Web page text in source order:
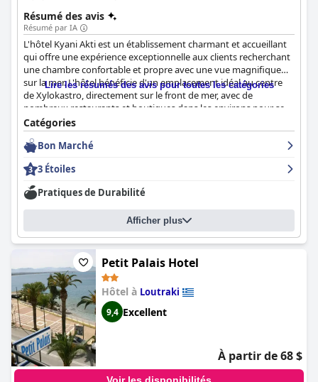
Résumé des avis
Résumé par IA
L'hôtel Kyani Akti est un établissement charmant et accueillant
qui offre une expérience exceptionnelle aux clients recherchant
une chambre confortable et propre avec une vue magnifique
sur la mer. L'hôtel bénéficie d'un emplacement idéal au centre
de Xylokastro, directement sur le front de mer, avec de
nombreux restaurants et boutiques dans les environs pour se
divertir. Les clients ne tarissent pas d'éloges sur l'emplacement
agréable, le personnel amical et attentif, les chambres luxueuses
et propres avec des lits confortables, ainsi que sur les
excellentes installations et services pour sa catégorie de prix. Le
buffet du petit-déjeuner est décrit comme complet, avec de
nombreux plats faits maison disponibles, et les clients peuvent
en profiter avec vue sur la mer. L'hôtel est fortement
recommandé pour ceux qui apprécient la propreté, le confort et
une expérience personnalisée lors de leurs voyages.
Lire les résumés des avis pour toutes les catégories
Catégories
Bon Marché
3 Étoiles
Pratiques de Durabilité
Afficher plus
Petit Palais Hotel
Hôtel à Loutraki
9,4 Excellent
À partir de 68 $